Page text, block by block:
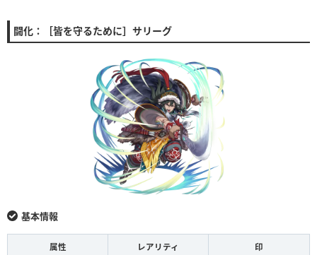
闘化：［皆を守るために］サリーグ
基本情報
属性 レアリティ 印